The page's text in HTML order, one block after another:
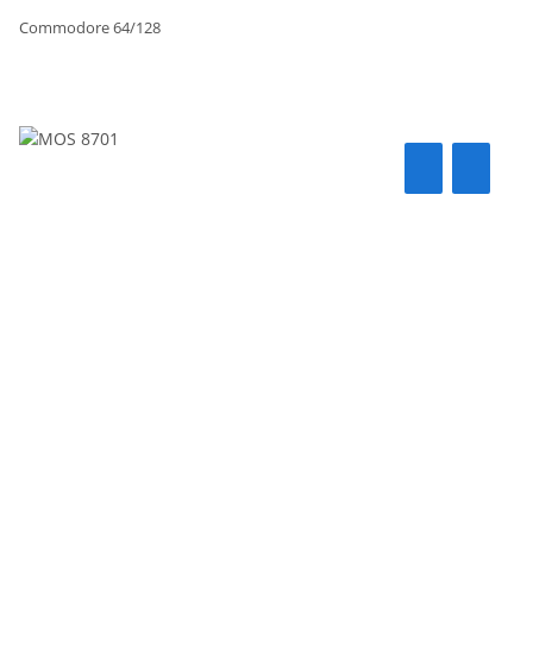
Commodore 64/128